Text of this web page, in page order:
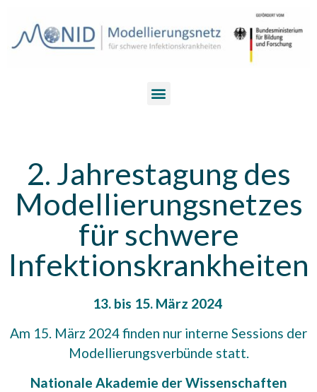
2. Jahrestagung des
Modellierungsnetzes
für schwere
Infektionskrankheiten
13. bis 15. März 2024
Am 15. März 2024 finden nur interne Sessions der
Modellierungsverbünde statt.
Nationale Akademie der Wissenschaften